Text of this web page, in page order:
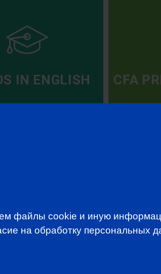
IN ENGLISH CFA
TO OUR
the first to know about all CFA
файлы cookie и иную
на обработку персональных